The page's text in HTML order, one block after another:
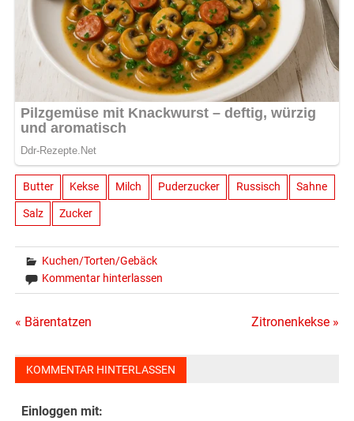
Butter Kekse Milch Puderzucker Russisch Sahne
Salz Zucker
Kuchen/Torten/Gebäck
Kommentar hinterlassen
Beitragsnavigation
« Bärentatzen Zitronenkekse »
KOMMENTAR HINTERLASSEN
Einloggen mit: